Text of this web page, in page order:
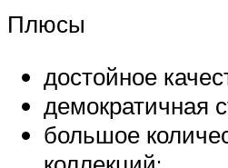
Плюсы
достойное
демократичная
большое